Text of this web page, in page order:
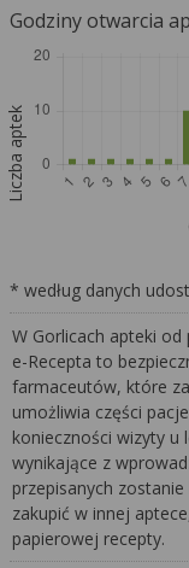
Godziny otwarcia
Liczba aptek
* według danych
W Gorlicach apteki
e-Recepta to
farmaceutów, które
umożliwia części
konieczności wizyty u
wynikające z
przepisanych
zakupić w innej
papierowej recepty.